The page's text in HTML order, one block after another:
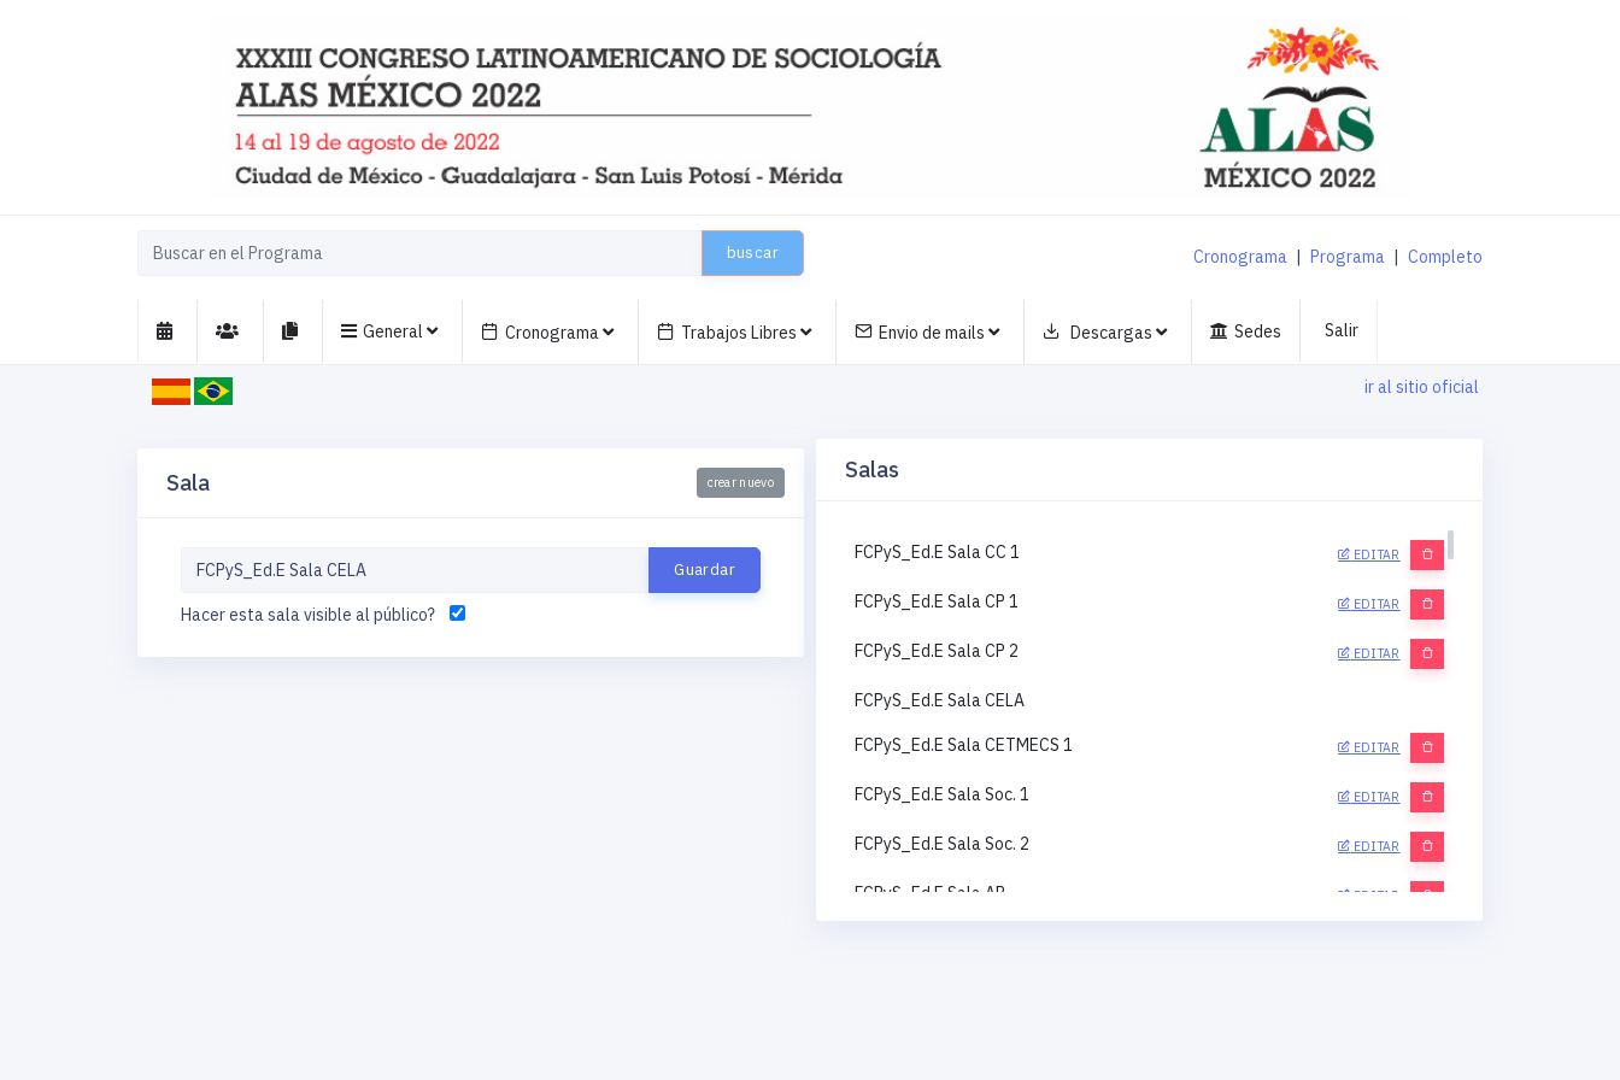
buscar Cronograma | Programa | Completo
General Cronograma Trabajos Libres Envio de mails Descargas Sedes Salir
ir al sitio oficial
Sala crear nuevo
Hacer esta sala visible al público?
Salas
FCPyS_Ed.E Sala CC 1 EDITAR
FCPyS_Ed.E Sala CP 1 EDITAR
FCPyS_Ed.E Sala CP 2 EDITAR
FCPyS_Ed.E Sala CELA
FCPyS_Ed.E Sala CETMECS 1 EDITAR
FCPyS_Ed.E Sala Soc. 1 EDITAR
FCPyS_Ed.E Sala Soc. 2 EDITAR
FCPyS_Ed.E Sala AP EDITAR